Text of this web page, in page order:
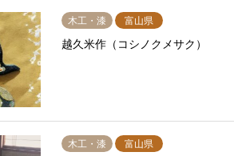
木工・漆 富山県
越久米作（コシノクメサク）
木工・漆 富山県